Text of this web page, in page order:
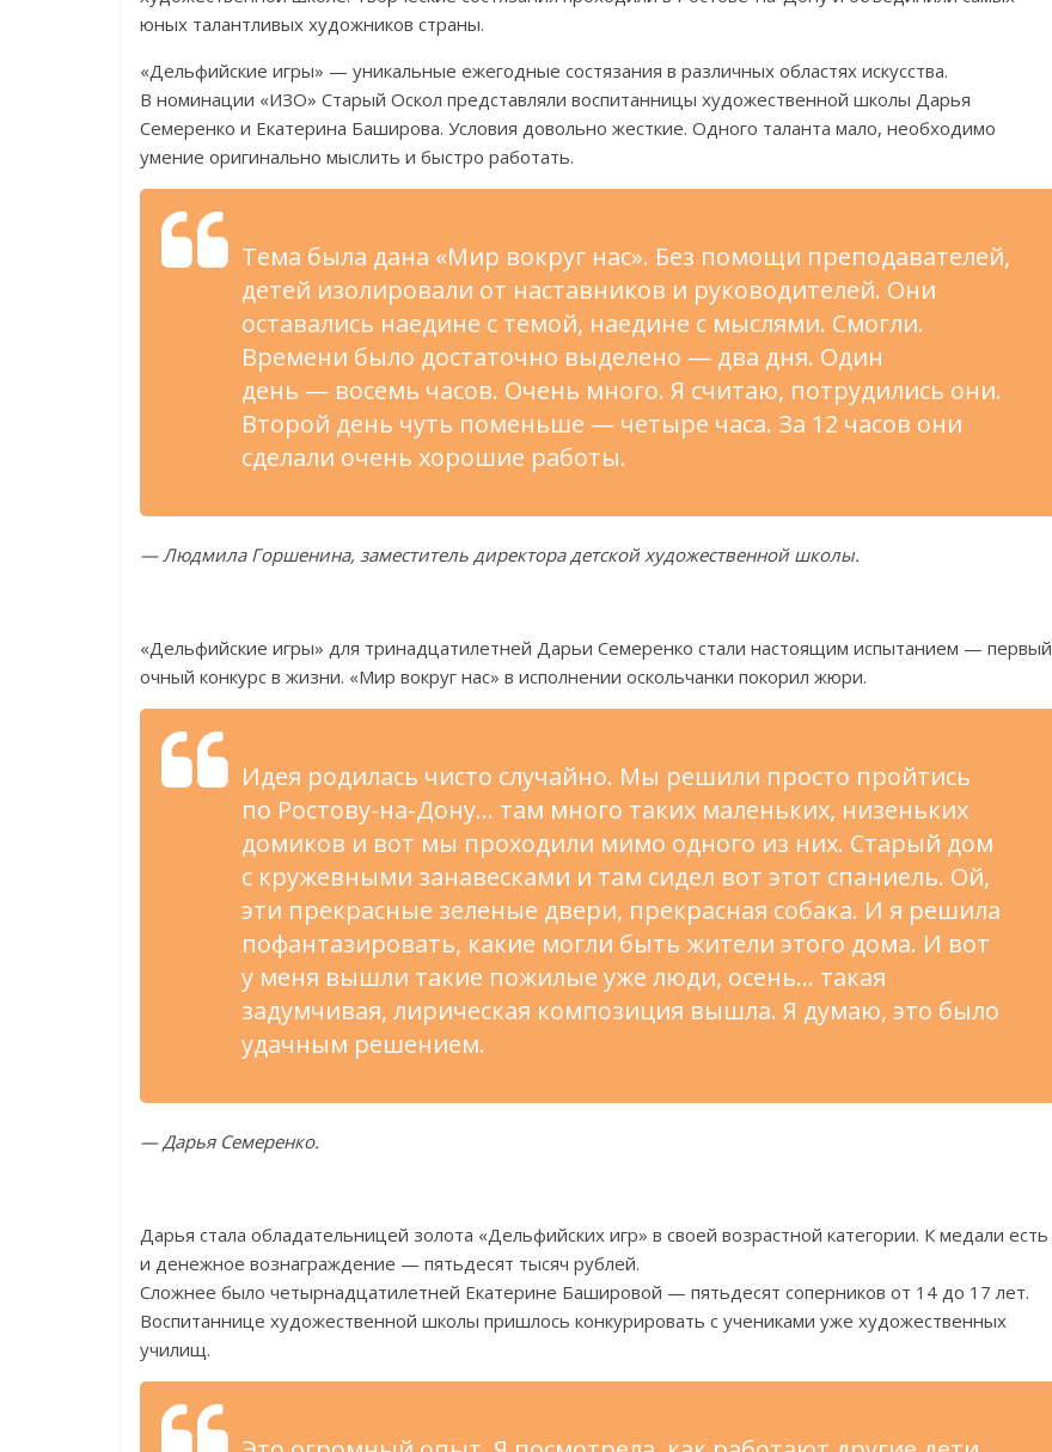
юных талантливых художников страны.
«Дельфийские игры» — уникальные ежегодные состязания в различных областях искусства.
В номинации «ИЗО» Старый Оскол представляли воспитанницы художественной школы Дарья
Семеренко и Екатерина Баширова. Условия довольно жесткие. Одного таланта мало, необходимо
умение оригинально мыслить и быстро работать.
Тема была дана «Мир вокруг нас». Без помощи преподавателей,
детей изолировали от наставников и руководителей. Они
оставались наедине с темой, наедине с мыслями. Смогли.
Времени было достаточно выделено — два дня. Один
день — восемь часов. Очень много. Я считаю, потрудились они.
Второй день чуть поменьше — четыре часа. За 12 часов они
сделали очень хорошие работы.
— Людмила Горшенина, заместитель директора детской художественной школы.
«Дельфийские игры» для тринадцатилетней Дарьи Семеренко стали настоящим испытанием — первый
очный конкурс в жизни. «Мир вокруг нас» в исполнении оскольчанки покорил жюри.
Идея родилась чисто случайно. Мы решили просто пройтись
по Ростову-на-Дону… там много таких маленьких, низеньких
домиков и вот мы проходили мимо одного из них. Старый дом
с кружевными занавесками и там сидел вот этот спаниель. Ой,
эти прекрасные зеленые двери, прекрасная собака. И я решила
пофантазировать, какие могли быть жители этого дома. И вот
у меня вышли такие пожилые уже люди, осень… такая
задумчивая, лирическая композиция вышла. Я думаю, это было
удачным решением.
— Дарья Семеренко.
Дарья стала обладательницей золота «Дельфийских игр» в своей возрастной категории. К медали есть
и денежное вознаграждение — пятьдесят тысяч рублей.
Сложнее было четырнадцатилетней Екатерине Башировой — пятьдесят соперников от 14 до 17 лет.
Воспитаннице художественной школы пришлось конкурировать с учениками уже художественных
училищ.